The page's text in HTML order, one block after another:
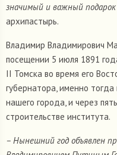
значимый и важный
архипастырь.
Владимир Владимирович
посещении 5 июля 1891
II Томска во время его
губернатора, именно
нашего города, и через
строительстве института.
– Нынешний год объявлен